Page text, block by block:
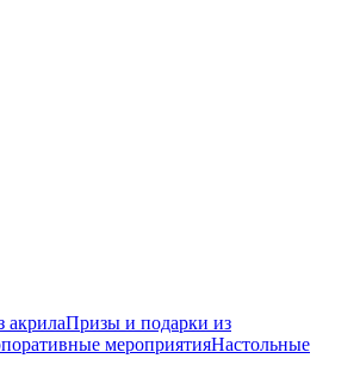
акрилаПризы и подарки из
мероприятияНастольные